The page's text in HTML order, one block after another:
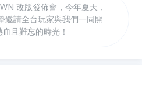
改版發佈會，今年夏天，
邀請全台玩家與我們一同開
且難忘的時光！